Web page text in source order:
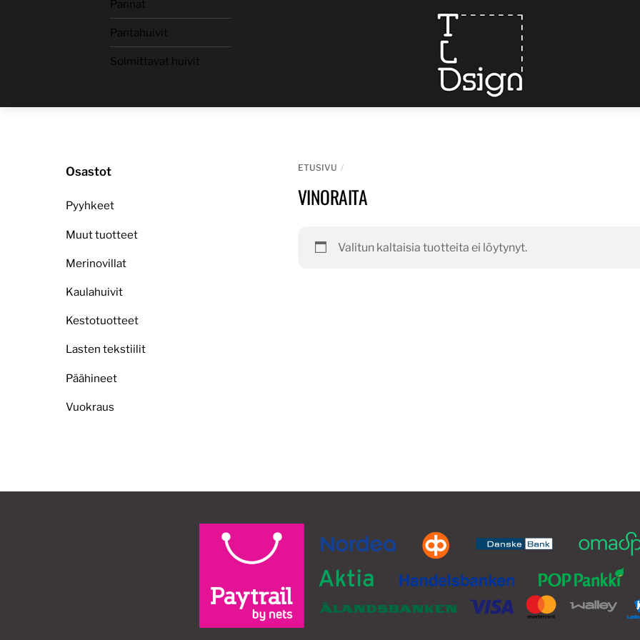
Pannat
Pantahuivit
Solmittavat huivit
ETUSIVU
VINORAITA
Valitun kaltaisia tuotteita ei löytynyt.
Osastot
Pyyhkeet
Muut tuotteet
Merinovillat
Kaulahuivit
Kestotuotteet
Lasten tekstiilit
Päähineet
Vuokraus